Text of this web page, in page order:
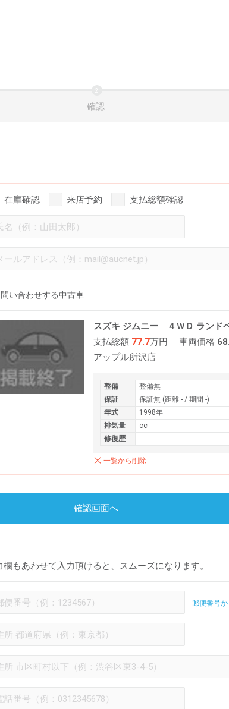
確認
在庫確認 来店予約 支払総額確認
い合わせする中古車
スズキ ジムニー ４ＷＤ ランド
支払総額 77.7万円 車両価格
アップル所沢店
整備
整備無
保証
保証無 (距離 - / 期間 -)
年式
1998年
排気量
cc
修復歴
一覧から削除
確認画面へ
もあわせて入力頂けると、スムーズになります。
郵便番号